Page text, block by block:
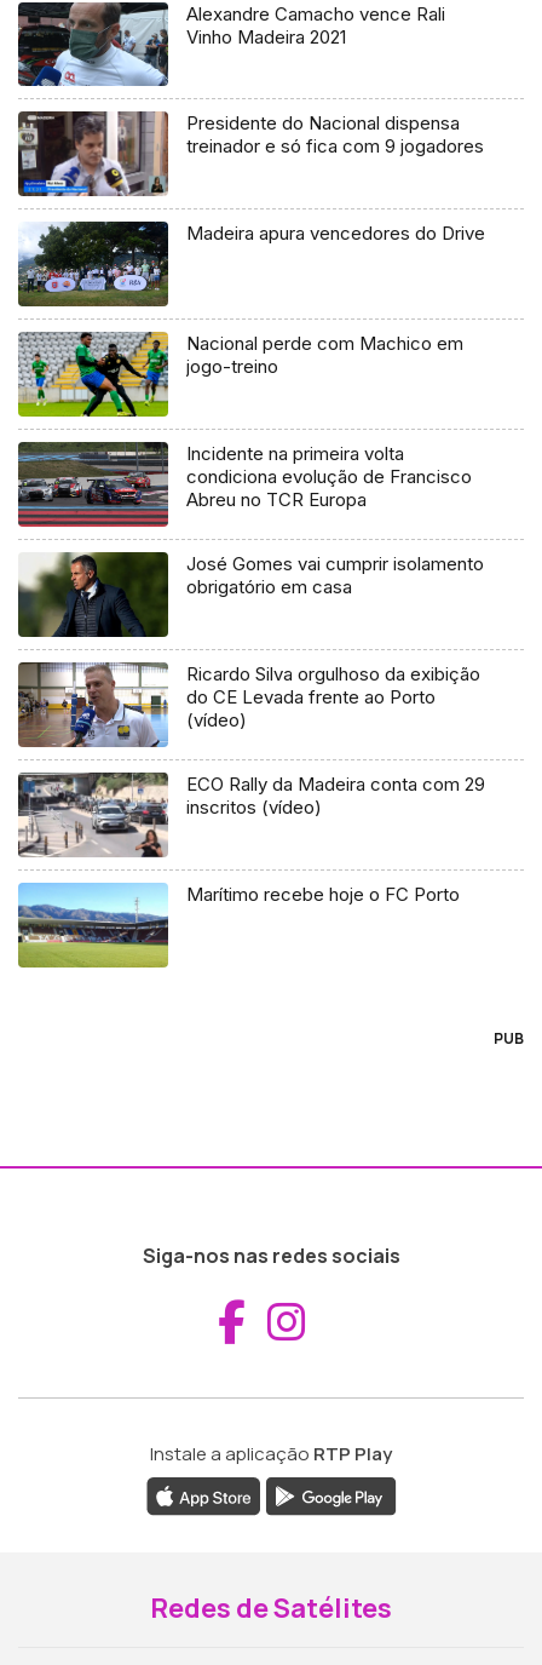
Alexandre Camacho vence Rali
Vinho Madeira 2021
Presidente do Nacional dispensa
treinador e só fica com 9 jogadores
Madeira apura vencedores do Drive
Nacional perde com Machico em
jogo-treino
Incidente na primeira volta
condiciona evolução de Francisco
Abreu no TCR Europa
José Gomes vai cumprir isolamento
obrigatório em casa
Ricardo Silva orgulhoso da exibição
do CE Levada frente ao Porto
(vídeo)
ECO Rally da Madeira conta com 29
inscritos (vídeo)
Marítimo recebe hoje o FC Porto
PUB
Siga-nos nas redes sociais
Aceder ao
Instale a aplicação RTP Play
Redes de Satélites